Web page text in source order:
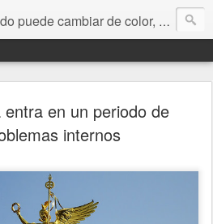
color, depende de nosotros y de nuestra capacidad para aprender a mirar. Hablamos de sociedad, economía, empresa, política, RRHH, formación. De Historia reciente, de educación y de temas sociales.
entra en un periodo de
internos